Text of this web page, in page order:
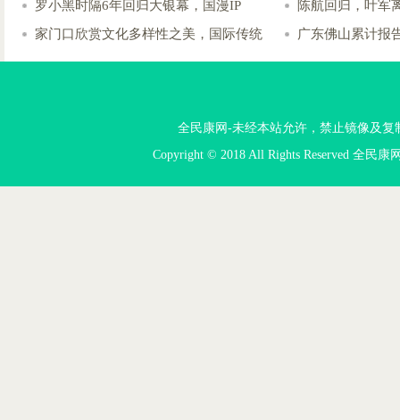
罗小黑时隔6年回归大银幕，国漫IP
陈航回归，叶军
家门口欣赏文化多样性之美，国际传统
广东佛山累计报
全民康网-未经本站允许，禁止镜像及复
Copyright © 2018 All Rights Reserved 全民康